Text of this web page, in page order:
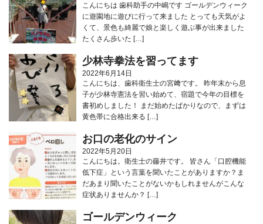
こんにちは 歯科助手の中嶋です ゴールデンウィーク
に遊園地に遊びに行って来ました とっても天気がよ
くて、景色も綺麗で娘と楽しく遊ぶ事が出来ました
たくさん歩いた […]
少林寺拳法を習ってます
2022年6月14日
こんにちは、歯科衛生士の宮﨑です。 昨年末から息
子が少林寺憲法を習い始めて、宿題で今年の目標を
書初めしました！ まだ始めたばかりなので、まずは
黄色帯に合格出来る […]
お口の老化のサイン
2022年5月20日
こんにちは。衛生士の藤井です。 皆さん「口腔機能
低下症」という言葉を聞いたことがありますか？ま
だあまり聞いたことがないかもしれませんがこんな
症状ありませんか？ […]
ゴールデンウィーク